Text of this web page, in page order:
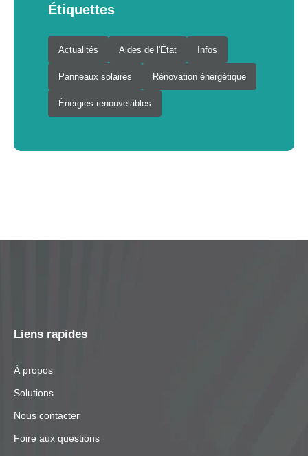
Étiquettes
Actualités Aides de l'État Infos
Panneaux solaires Rénovation énergétique
Énergies renouvelables
Liens rapides
À propos
Solutions
Nous contacter
Foire aux questions